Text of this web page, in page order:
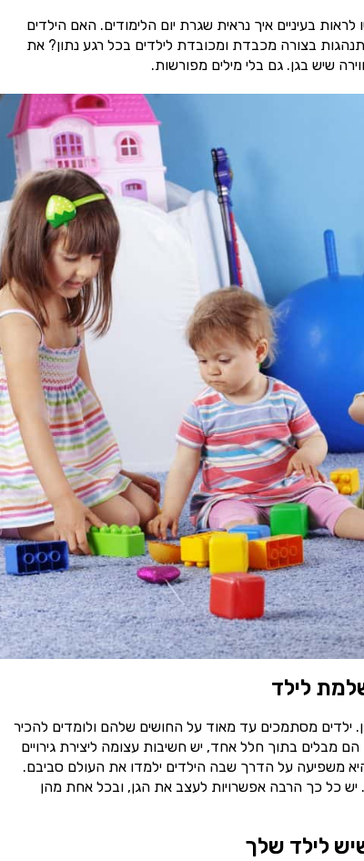
בעיניים איך נראית שגרת יום הלימודים. האם הילדים
בצורה מכבדת ומכובדת לילדים בכל רגע נתון? את
שיש בגן. גם בלי מילים מפורשות.
לילד
ילדים מסתמכים עד מאוד על החושים שלהם ולומדים להכיר
בתוך חלל אחד, יש חשיבות עצומה ליצירת גירויים
משפיעה על הדרך שבה הילדים ילמדו את העולם סביבם.
יש כל כך הרבה אפשרויות לעצב את הגן, ובכל אחת מהן
לילד שלך